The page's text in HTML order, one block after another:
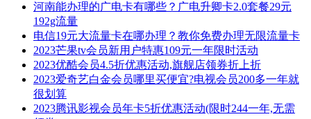
河南能办理的广电卡有哪些？广电升卿卡2.0套餐29元
192g流量
电信19元大流量卡在哪办理？教你免费办理无限流量卡
2023芒果tv会员新用户特惠109元一年限时活动
2023优酷会员4.5折优惠活动,旗舰店领券折上折
2023爱奇艺白金会员哪里买便宜?电视会员200多一年就
很划算
2023腾讯影视会员年卡5折优惠活动(限时244一年,无需